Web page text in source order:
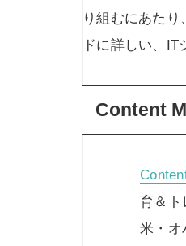
り組むにあた
ドに詳しい、IT
Content
育＆ト
米・オ